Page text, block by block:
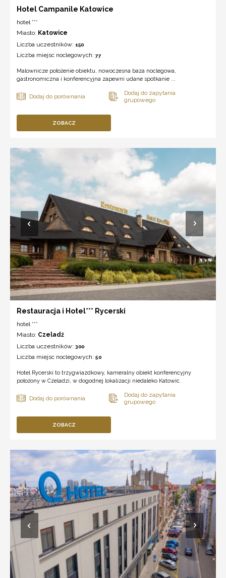
Hotel Campanile Katowice
hotel ***
Miasto: Katowice
Liczba uczestników: 150
Liczba miejsc noclegowych: 77
Malownicze położenie obiektu, nowoczesna baza noclegowa,
gastronomiczna i konferencyjna zapewni udane spotkanie ...
ZOBACZ
Restauracja i Hotel*** Rycerski
hotel ***
Miasto: Czeladź
Liczba uczestników: 300
Liczba miejsc noclegowych: 50
Hotel Rycerski to trzygwiazdkowy, kameralny obiekt konferencyjny
położony w Czeladzi, w dogodnej lokalizacji niedaleko Katowic.
ZOBACZ